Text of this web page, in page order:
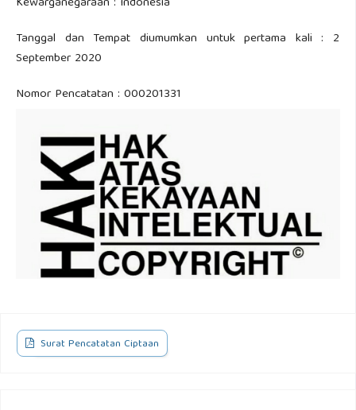
Tanggal dan Tempat diumumkan untuk pertama kali : 2
September 2020
Nomor Pencatatan : 000201331
Surat Pencatatan Ciptaan